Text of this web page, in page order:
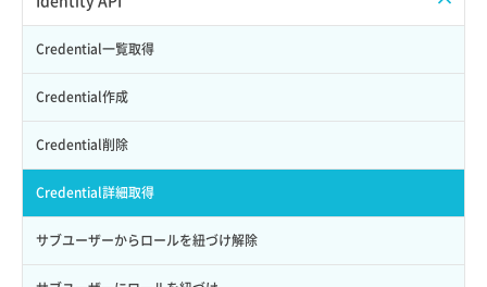
APIでVPSを作成する
API情報を確認する
Credential一覧取得
Credential作成
Credential削除
Credential詳細取得
サブユーザーからロールを紐づけ解除